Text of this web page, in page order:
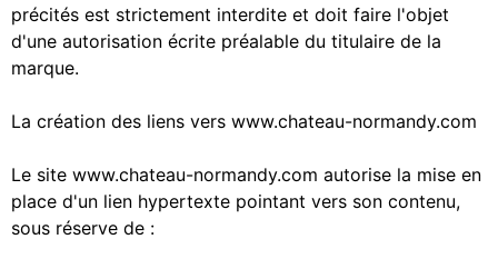
précités est strictement interdite et doit faire l'objet
d'une autorisation écrite préalable du titulaire de la
marque.
La création des liens vers www.chateau-normandy.com
Le site www.chateau-normandy.com autorise la mise en
place d'un lien hypertexte pointant vers son contenu,
sous réserve de :